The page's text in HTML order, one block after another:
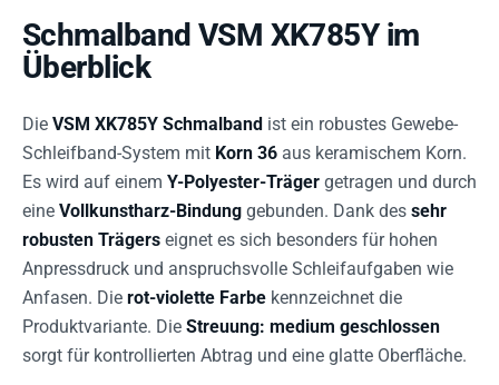
Schmalband VSM XK785Y im
Überblick
Die VSM XK785Y Schmalband ist ein robustes Gewebe-
Schleifband-System mit Korn 36 aus keramischem Korn.
Es wird auf einem Y-Polyester-Träger getragen und durch
eine Vollkunstharz-Bindung gebunden. Dank des sehr
robusten Trägers eignet es sich besonders für hohen
Anpressdruck und anspruchsvolle Schleifaufgaben wie
Anfasen. Die rot-violette Farbe kennzeichnet die
Produktvariante. Die Streuung: medium geschlossen
sorgt für kontrollierten Abtrag und eine glatte Oberfläche.